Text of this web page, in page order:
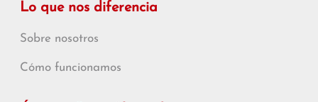
Lo que nos diferencia
Sobre nosotros
Cómo funcionamos